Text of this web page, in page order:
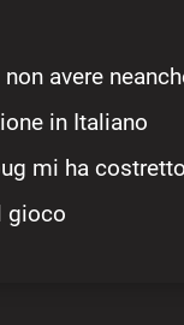
avere
in Italiano
mi ha
gioco